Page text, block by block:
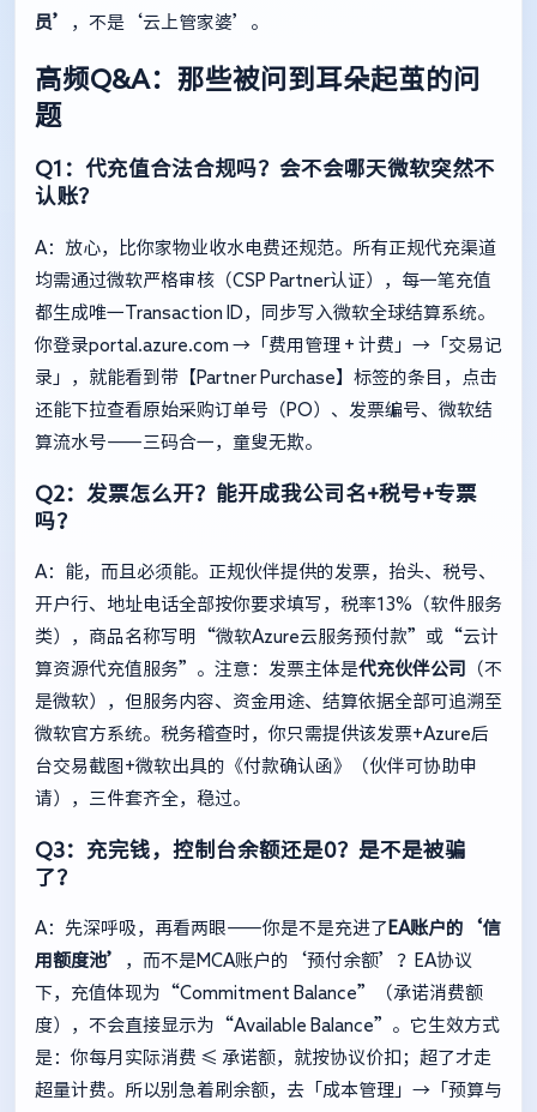
员’
，不是‘云上管家婆’。
高频Q&A：那些被问到耳朵起茧的问
题
Q1：代充值合法合规吗？会不会哪天微软突然不
认账？
A：放心，比你家物业收水电费还规范。所有正规代充渠道
均需通过微软严格审核（CSP Partner认证），每一笔充值
都生成唯一Transaction ID，同步写入微软全球结算系统。
你登录portal.azure.com →「费用管理 + 计费」→「交易记
录」，就能看到带【Partner Purchase】标签的条目，点击
还能下拉查看原始采购订单号（PO）、发票编号、微软结
算流水号——三码合一，童叟无欺。
Q2：发票怎么开？能开成我公司名+税号+专票
吗？
A：能，而且必须能。正规伙伴提供的发票，抬头、税号、
开户行、地址电话全部按你要求填写，税率13%（软件服务
类），商品名称写明“微软Azure云服务预付款”或“云计
算资源代充值服务”。注意：发票主体是代充伙伴公司
（不
是微软），但服务内容、资金用途、结算依据全部可追溯至
微软官方系统。税务稽查时，你只需提供该发票+Azure后
台交易截图+微软出具的《付款确认函》（伙伴可协助申
请），三件套齐全，稳过。
Q3：充完钱，控制台余额还是0？是不是被骗
了？
A：先深呼吸，再看两眼——你是不是充进了 EA账户的‘信
用额度池’
，而不是MCA账户的‘预付余额’？EA协议
下，充值体现为“Commitment Balance”（承诺消费额
度），不会直接显示为“Available Balance”。它生效方式
是：你每月实际消费 ≤ 承诺额，就按协议价扣；超了才走
超量计费。所以别急着刷余额，去「成本管理」→「预算与